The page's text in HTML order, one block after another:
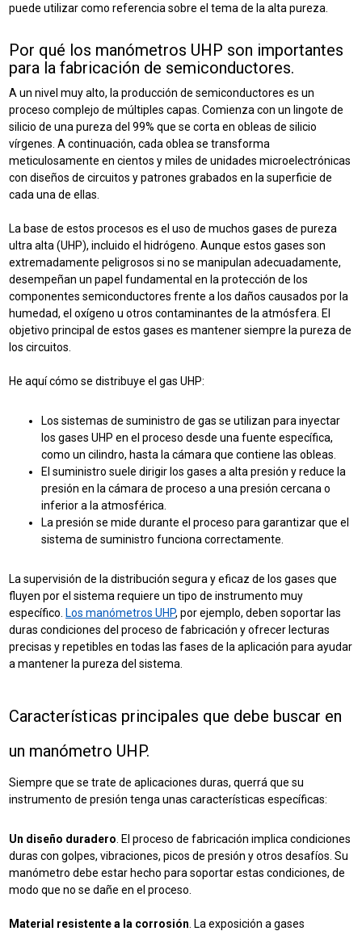
puede utilizar como referencia sobre el tema de la alta pureza.
Por qué los manómetros UHP son importantes
para la fabricación de semiconductores.
A un nivel muy alto, la producción de semiconductores es un
proceso complejo de múltiples capas. Comienza con un lingote de
silicio de una pureza del 99% que se corta en obleas de silicio
vírgenes. A continuación, cada oblea se transforma
meticulosamente en cientos y miles de unidades microelectrónicas
con diseños de circuitos y patrones grabados en la superficie de
cada una de ellas.
La base de estos procesos es el uso de muchos gases de pureza
ultra alta (UHP), incluido el hidrógeno. Aunque estos gases son
extremadamente peligrosos si no se manipulan adecuadamente,
desempeñan un papel fundamental en la protección de los
componentes semiconductores frente a los daños causados por la
humedad, el oxígeno u otros contaminantes de la atmósfera. El
objetivo principal de estos gases es mantener siempre la pureza de
los circuitos.
He aquí cómo se distribuye el gas UHP:
Los sistemas de suministro de gas se utilizan para inyectar
los gases UHP en el proceso desde una fuente específica,
como un cilindro, hasta la cámara que contiene las obleas.
El suministro suele dirigir los gases a alta presión y reduce la
presión en la cámara de proceso a una presión cercana o
inferior a la atmosférica.
La presión se mide durante el proceso para garantizar que el
sistema de suministro funciona correctamente.
La supervisión de la distribución segura y eficaz de los gases que
fluyen por el sistema requiere un tipo de instrumento muy
específico. Los manómetros UHP, por ejemplo, deben soportar las
duras condiciones del proceso de fabricación y ofrecer lecturas
precisas y repetibles en todas las fases de la aplicación para ayudar
a mantener la pureza del sistema.
Características principales que debe buscar en
un manómetro UHP.
Siempre que se trate de aplicaciones duras, querrá que su
instrumento de presión tenga unas características específicas:
Un diseño duradero . El proceso de fabricación implica condiciones
duras con golpes, vibraciones, picos de presión y otros desafíos. Su
manómetro debe estar hecho para soportar estas condiciones, de
modo que no se dañe en el proceso.
Material resistente a la corrosión . La exposición a gases